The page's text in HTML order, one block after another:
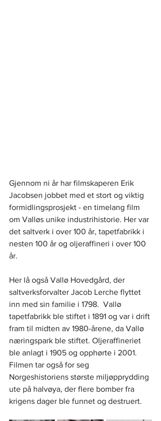
Gjennom ni år har filmskaperen Erik
Jacobsen jobbet med et stort og viktig
formidlingsprosjekt - en timelang film
om Valløs unike industrihistorie. Her var
det saltverk i over 100 år, tapetfabrikk i
nesten 100 år og oljeraffineri i over 100
år.
Her lå også Vallø Hovedgård, der
saltverksforvalter Jacob Lerche flyttet
inn med sin familie i 1798.  Vallø
tapetfabrikk ble stiftet i 1891 og var i drift
fram til midten av 1980-årene, da Vallø
næringspark ble stiftet. Oljeraffineriet
ble anlagt i 1905 og opphørte i 2001.
Filmen tar også for seg
Norgeshistoriens største miljøpprydding
ute på halvøya, der flere bomber fra
krigens dager ble funnet og destruert.